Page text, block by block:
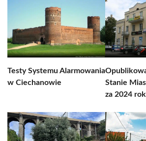
Testy Systemu Alarmowania
w Ciechanowie
Stanie
za 2024 rok